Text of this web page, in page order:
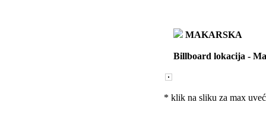
MAKARSKA
Billboard lokacija -
* klik na sliku za max